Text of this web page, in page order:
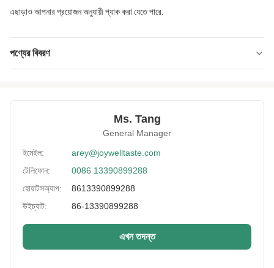
এছাড়াও আপনার প্রয়োজন অনুযায়ী প্যাক করা যেতে পারে.
পণ্যের বিবরণ
Packaging: বাল্ক, খুচরা ব্যাগ, ক্যান (টিনস), এবং তাই।
বেকড, ভাজা, হাতে তৈরি, স্বাদ, রঙিন
Flavor:
স্বাদযুক্ত, মশলাদার, মেক্সিকান লাল মরিচ, মিষ্টি, মশলা এবং ভেষজ
মিশ্রিত করুন
Storage: শীতল শুষ্ক স্থানে রাখুন
HS Code: 1904100000
High Light: এফডিএ চাল ক্র্যাকার্স স্ন্যাক্স
Ms. Tang
General Manager
ইমেইল:
arey@joywelltaste.com
টেলিফোন:
0086 13390899288
হোয়াটসঅ্যাপ:
8613390899288
উইচ্যাট:
86-13390899288
এখন তদন্ত